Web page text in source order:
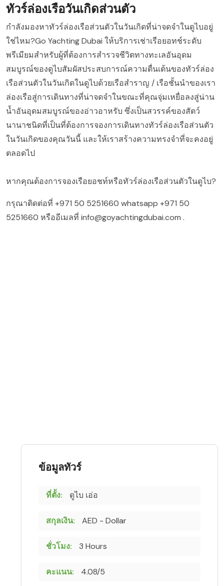
ทัวร์ล่องเรือวันเกิดส่วนตัว
กำลังมองหาทัวร์ล่องเรือส่วนตัวในวันเกิดที่น่าจดจำในดูไบอยู่
ใช่ไหม?Go Yachting Dubai ให้บริการเช่าเรือยอทช์ระดับ
พรีเมียมสำหรับผู้ที่ต้องการสำรวจชีวิตทางทะเลอันอุดม
สมบูรณ์ของดูไบสัมผัสประสบการณ์ความตื่นเต้นของทัวร์ล่อง
เรือส่วนตัวในวันเกิดในดูไบด้วยเรือสำราญ / เรือชั้นนำของเรา
ล่องเรือสู่การเดินทางที่น่าจดจำในขณะที่คุณจุ่มเหยื่อลงสู่น่าน
น้ำอันอุดมสมบูรณ์ของอ่าวอาหรับ ซึ่งเป็นสวรรค์ของสัตว์
นานาชนิดที่เป็นที่ต้องการจองการเดินทางทัวร์ล่องเรือส่วนตัว
ในวันเกิดของคุณวันนี้ และให้เราสร้างความทรงจำที่จะคงอยู่
ตลอดไป
หากคุณต้องการจองเรือยอชท์หรือทัวร์ล่องเรือส่วนตัวในดูไบ?
กรุณาติดต่อที่ +971 50 5251660 whatsapp +971 50
5251660 หรืออีเมลที่ info@goyachtingdubai.com .
ข้อมูลทัวร์
ที่ตั้ง: ดูไบ เอ่อ
สกุลเงิน: AED - Dollar
ชั่วโมง: 3 Hours
คะแนน: 4.08/5